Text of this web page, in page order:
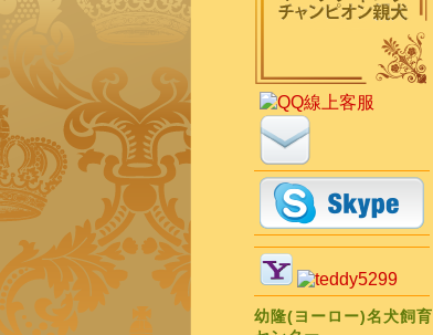
幼隆(ヨーロー)名犬飼育